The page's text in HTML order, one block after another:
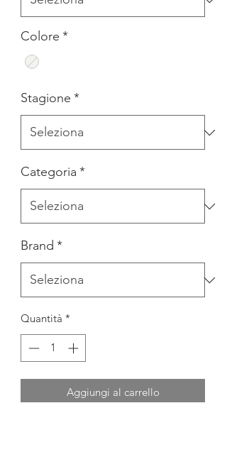
Colore *
Stagione *
Categoria *
Brand *
Quantità *
Aggiungi al carrello